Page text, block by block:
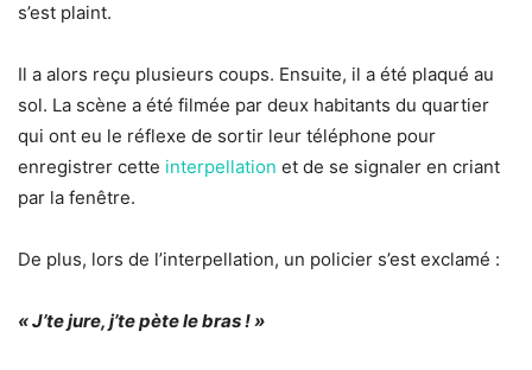
s’est plaint.
Il a alors reçu plusieurs coups. Ensuite, il a été plaqué au
sol. La scène a été filmée par deux habitants du quartier
qui ont eu le réflexe de sortir leur téléphone pour
enregistrer cette interpellation et de se signaler en criant
par la fenêtre.
De plus, lors de l’interpellation, un policier s’est exclamé :
« J’te jure, j’te pète le bras ! »